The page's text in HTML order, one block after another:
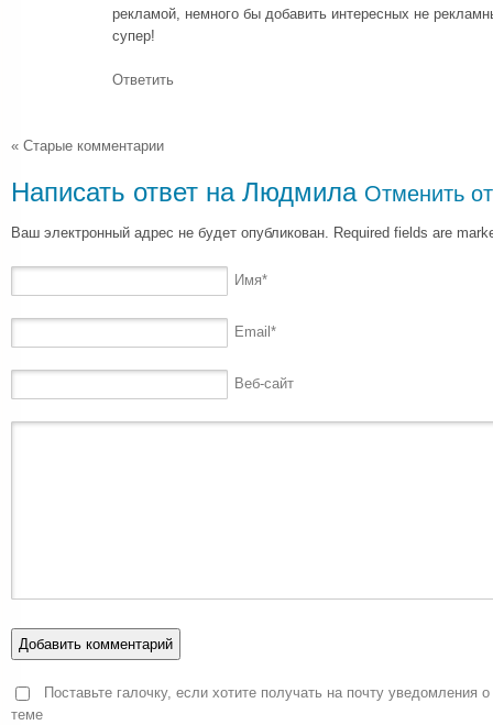
рекламой, немного бы добавить интересных не
супер!
Ответить
« Старые комментарии
Написать ответ на Людмила Отменить
Ваш электронный адрес не будет опубликован. Required fields are
Имя*
Email *
Веб-сайт
Поставьте галочку, если хотите получать на почту уведомления
теме